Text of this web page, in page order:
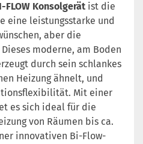
FLOW Konsolgerät ist die
eine leistungsstarke und
aber die
moderne, am Boden
durch sein schlankes
Heizung ähnelt, und
Mit einer
es sich ideal für die
von Räumen bis ca.
innovativen Bi-Flow-